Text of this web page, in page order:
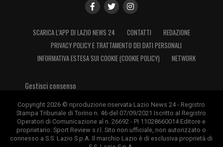
SCARICA L’APP DI LAZIO NEWS 24 CONTATTI
REDAZIONE
PRIVACY POLICY E TRATTAMENTO DEI DATI PERSONALI
INFORMATIVA ESTESA SUI COOKIE (COOKIE POLICY)
NETWORK
Gestisci consenso
Copyright 2026 © riproduzione riservata Lazio News 24 - Registro
Stampa Tribunale di Torino n. 46 del 07/09/2021 Iscritto al Registro
Operatori di Comunicazione al n. 26692 - PI 11028660014 Editore e
proprietario: Sport Review s.r.l. Sito non ufficiale, non autorizzato o
connesso a S.S. Lazio S.p.A. Il marchio Lazio è di esclusiva proprietà di